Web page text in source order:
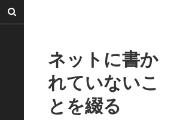
ネットに書か
れていないこ
とを綴る